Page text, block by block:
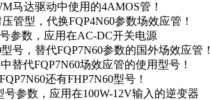
马达驱动中使用的4AMOS管！
管型，代换FQP4N60参数场效应管！
参数，应用在AC-DC开关电源
号，替代FQP7N60参数的国外场效应管！
替代FQP7N60场效应管的使用型号！
还有FHP7N60型号！
参数，应用在100W-12V输入的逆变器